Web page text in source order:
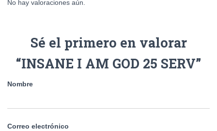
No hay valoraciones aún.
Sé el primero en valorar
“INSANE I AM GOD 25 SERV”
Nombre
Correo electrónico